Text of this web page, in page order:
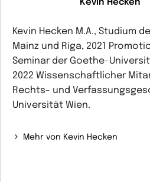
Kevin Hecken
Kevin Hecken M.A., Studium
Mainz und Riga, 2021
Seminar der Goethe-
2022 Wissenschaftlicher
Rechts- und
Universität Wien.
Mehr von Kevin Hecken